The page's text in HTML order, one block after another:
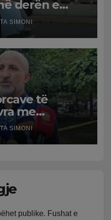
derën e
në Durrës,
për
SIMONI
të
me
shoku i
i
konflikt të
SIMONI
publike. Fushat e